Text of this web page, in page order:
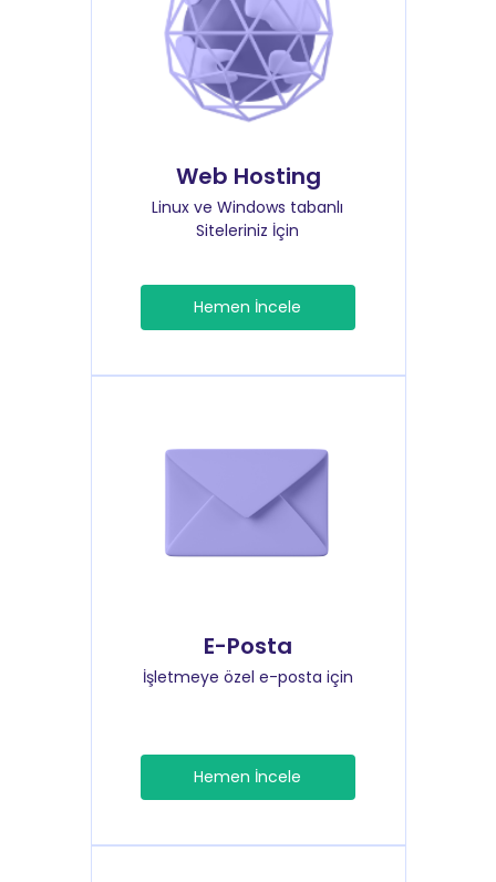
Web Hosting
Linux ve Windows tabanlı
Siteleriniz İçin
Hemen İncele
E-Posta
İşletmeye özel e-posta için
Hemen İncele